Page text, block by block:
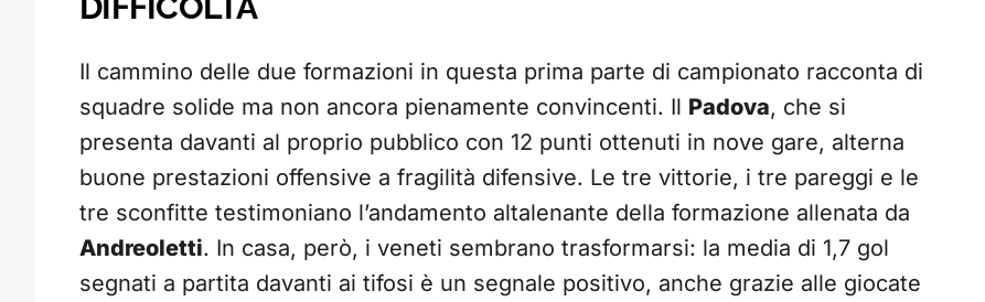
Il cammino delle due formazioni in questa prima parte di campionato racconta di
squadre solide ma non ancora pienamente convincenti. Il Padova, che si
presenta davanti al proprio pubblico con 12 punti ottenuti in nove gare, alterna
buone prestazioni offensive a fragilità difensive. Le tre vittorie, i tre pareggi e le
tre sconfitte testimoniano l’andamento altalenante della formazione allenata da
Andreoletti. In casa, però, i veneti sembrano trasformarsi: la media di 1,7 gol
segnati a partita davanti ai tifosi è un segnale positivo, anche grazie alle giocate